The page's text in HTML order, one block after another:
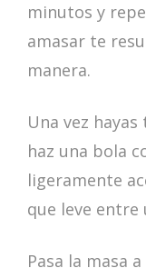
minutos y
amasar te
manera.
Una vez
haz una bola
ligeramente
que leve entre
Pasa la masa